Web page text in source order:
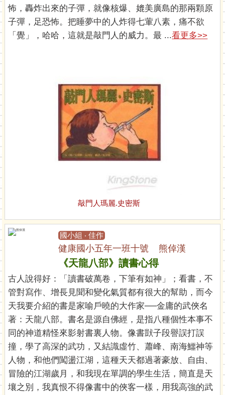
怖，轟炸出來的子彈，就像核爆、媲美廣島的那兩顆原
子彈，足恐怖。把睡夢中的人炸得七葷八素，痛不欲
「覺」，哈哈，這就是敲門人的威力。最 ...看更多>>
敲門人瑪麗.史密斯
國小組 ‧ 佳作
健康國小五年一班十號 熊倬漢
《天龍八部》讀書心得
古人說得好：「讀書破萬卷，下筆有如神」；看書，不
管對寫作、增長見聞和變化氣質都有很大的幫助，而今
天我要介紹的書是家喻戶曉的大作家──金庸的武俠名
著：天龍八部。書名是源自佛經，是指八種個性本事不
同的神道精怪來影射書裏人物。像書獃子段譽誤打誤
撞，學了高深的武功，又結識虛竹、蕭峰、南海鱷神等
人物，和他們闖盪江湖，這種天天都過著豪放、自由、
冒險的江湖歲月，和我現在單調的學生生活，簡直是天
壤之別，我真恨不得像書中的俠客一樣，用我高強的武